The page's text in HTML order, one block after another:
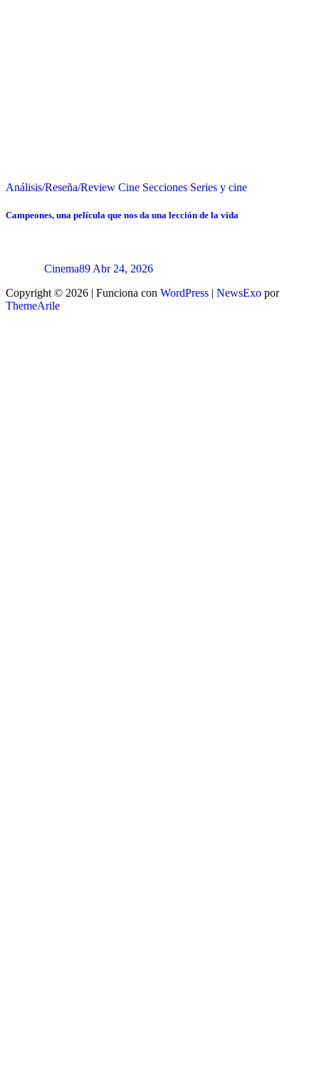
Análisis/Reseña/Review Cine Secciones Series y cine
Campeones, una película que nos da una lección de la vida
Cinema89 Abr 24, 2026
Copyright © 2026 | Funciona con WordPress | NewsExo por
ThemeArile